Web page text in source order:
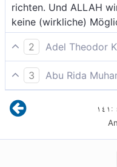
richten. Und ALLAH
keine (wirkliche)
2
Adel Theodor
Die euch gegenüber
Erfolg von Gott her
mit euch gewesen?»;
Glück zufällt, sagen
Hand gehabt, euch
geschützt?» Gott wird
zwischen euch
3
Abu Rida
die auf Nachrichten
Sieg von Allah
nicht mit euch?"
Anteil (am Erfolg),
"Haben wir nicht
:١٤١